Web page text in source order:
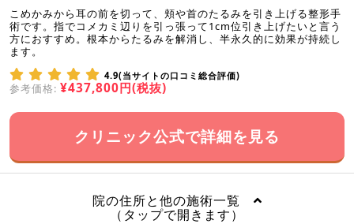
こめかみから耳の前を切って、頬や首のたるみを引き上げる整形手
術です。指でコメカミ辺りを引っ張って1cm位引き上げたいと言う
方におすすめ。根本からたるみを解消し、半永久的に効果が持続し
ます。
4.9(当サイトの口コミ総合評価)
参考価格: ¥437,800円(税抜)
クリニック公式で詳細を見る
院の住所と他の施術一覧
（タップで開きます）